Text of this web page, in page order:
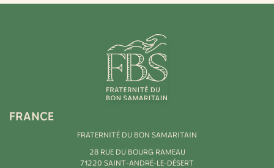
FRANCE
FRATERNITÉ DU BON SAMARITAIN
28 RUE DU BOURG RAMEAU
71220 SAINT-ANDRÉ-LE-DÉSERT